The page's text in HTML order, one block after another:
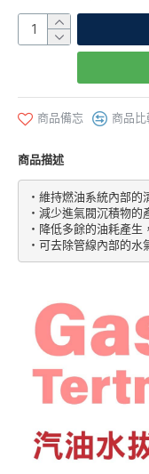
商品備忘 商品
商品描述
‧維持燃油系統內部的
‧減少進氣閥沉積物的
‧降低多餘的油耗產生
‧可去除管線內部的水